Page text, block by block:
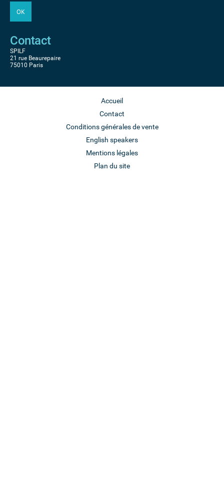
Contact
SPILF
21 rue Beaurepaire
75010 Paris
Accueil
Contact
Conditions générales de vente
English speakers
Mentions légales
Plan du site